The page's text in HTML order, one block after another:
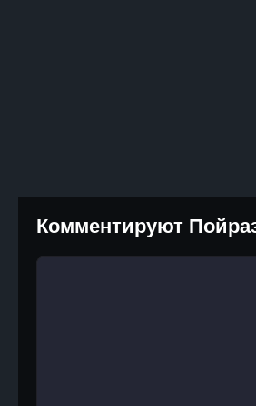
Комментируют